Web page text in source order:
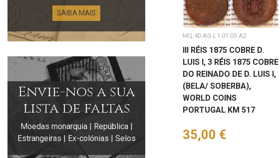
SAIBA MAIS
Envie-nos a sua
lista de faltas
Moedas monarquia | República |
Estrangeiras | Ex-colónias | Selos
MQ.4D.AG.L1.01.03.A2
III RÉIS 1875 COBRE D.
LUIS I, 3 RÉIS 1875 COBRE
DO REINADO DE D. LUIS I,
(BELA/ SOBERBA),
WORLD COINS
PORTUGAL KM 517
Preço
35,00 €